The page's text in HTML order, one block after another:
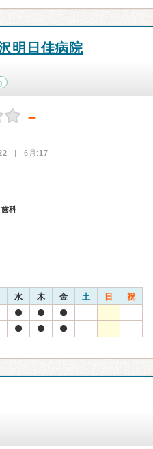
明日佳病院
－
| 6月:17
科
水 木 金 土 日 祝